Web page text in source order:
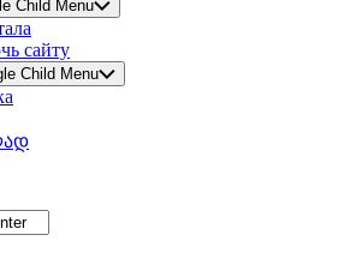
Child Menu
сайту
Child Menu